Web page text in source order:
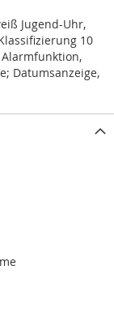
Jugend-Uhr,
10
Datumsanzeige,